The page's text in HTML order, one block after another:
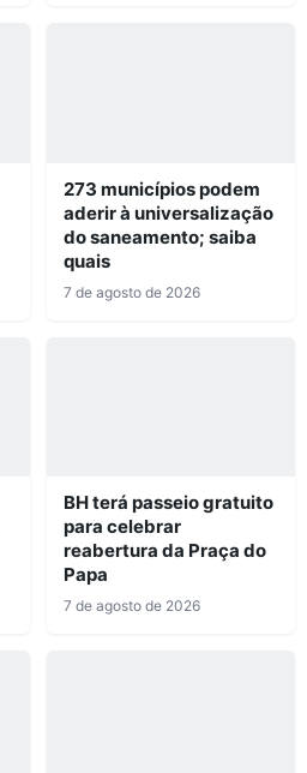
273 municípios podem
aderir à universalização
do saneamento; saiba
quais
7 de agosto de 2026
BH terá passeio gratuito
para celebrar
reabertura da Praça do
Papa
7 de agosto de 2026